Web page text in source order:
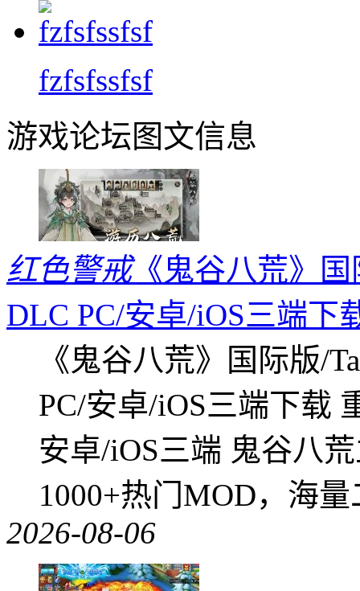
fzfsfssfsf
游戏论坛图文信息
红色警戒《鬼谷八荒》国
DLC PC/安卓/iOS三端下
《鬼谷八荒》国际版/
PC/安卓/iOS三端下载
安卓/iOS三端 鬼谷八
1000+热门MOD，海
2026-08-06